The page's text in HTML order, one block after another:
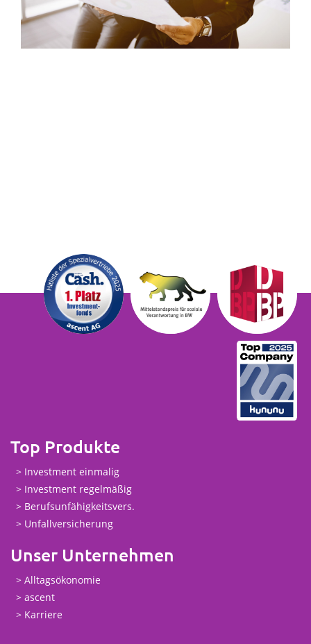
Top Produkte
Investment einmalig
Investment regelmäßig
Berufsunfähigkeitsvers.
Unfallversicherung
Unser Unternehmen
Alltagsökonomie
ascent
Karriere